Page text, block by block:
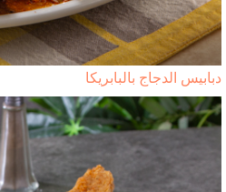
دبابيس الدجاج بالبابريكا